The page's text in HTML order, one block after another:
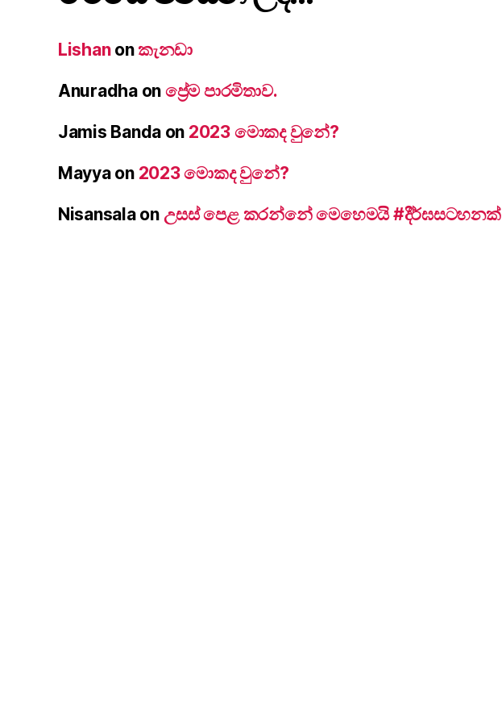
Lishanonකැනඩා
Anuradhaon ප්‍රේම පාරමිතාව.
Jamis Banda on 2023 මොකද වුනේ?
Mayyaon 2023 මොකද වුනේ?
Nisansalaon උසස් පෙළ කරන්නේ මෙහෙමයි #දීර්ඝසටහනක්